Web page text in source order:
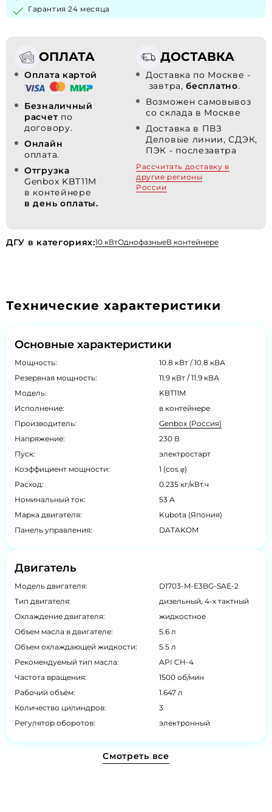
Гарантия 24 месяца
ОПЛАТА
Оплата картой
Безналичный
расчет по
договору.
Онлайн
оплата.
Отгрузка
Genbox KBT11M
в контейнере
в день оплаты.
ДОСТАВКА
Доставка по Москве -
завтра,бесплатно.
Возможен самовывоз
со склада в Москве
Доставка в ПВЗ
Деловые линии, СДЭК,
ПЭК - послезавтра
Рассчитать доставку в
другие регионы
России
ДГУ в категориях:10 кВтОднофазныеВ контейнере
Технические характеристики
Основные характеристики
Мощность:
10.8 кВт / 10.8 кВА
Резервная мощность:
11.9 кВт / 11.9 кВА
Модель:
KBT11M
Исполнение:
в контейнере
Производитель:
Genbox (Россия)
Напряжение:
230 В
Пуск:
электростарт
Коэффициент мощности:
1 (cos φ)
Расход:
0.235 кг/кВт.ч
Номинальный ток:
53 А
Марка двигателя:
Kubota (Япония)
Панель управления:
DATAKOM
Двигатель
Модель двигателя:
D1703-M-E3BG-SAE-2
Тип двигателя:
дизельный, 4-х тактный
Охлаждение двигателя:
жидкостное
Объем масла в двигателе:
5.6 л
Объем охлаждающей жидкости:
5.5 л
Рекомендуемый тип масла:
API CH-4
Частота вращения:
1500 об/мин
Рабочий объём:
1.647 л
Количество цилиндров:
3
Регулятор оборотов:
электронный
Смотреть все